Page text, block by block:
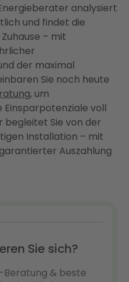
analysiert
und findet die
– mit
der maximal
Sie noch heute
, um
Einsparpotenziale voll
begleitet Sie von der
Installation – mit
Auszahlung